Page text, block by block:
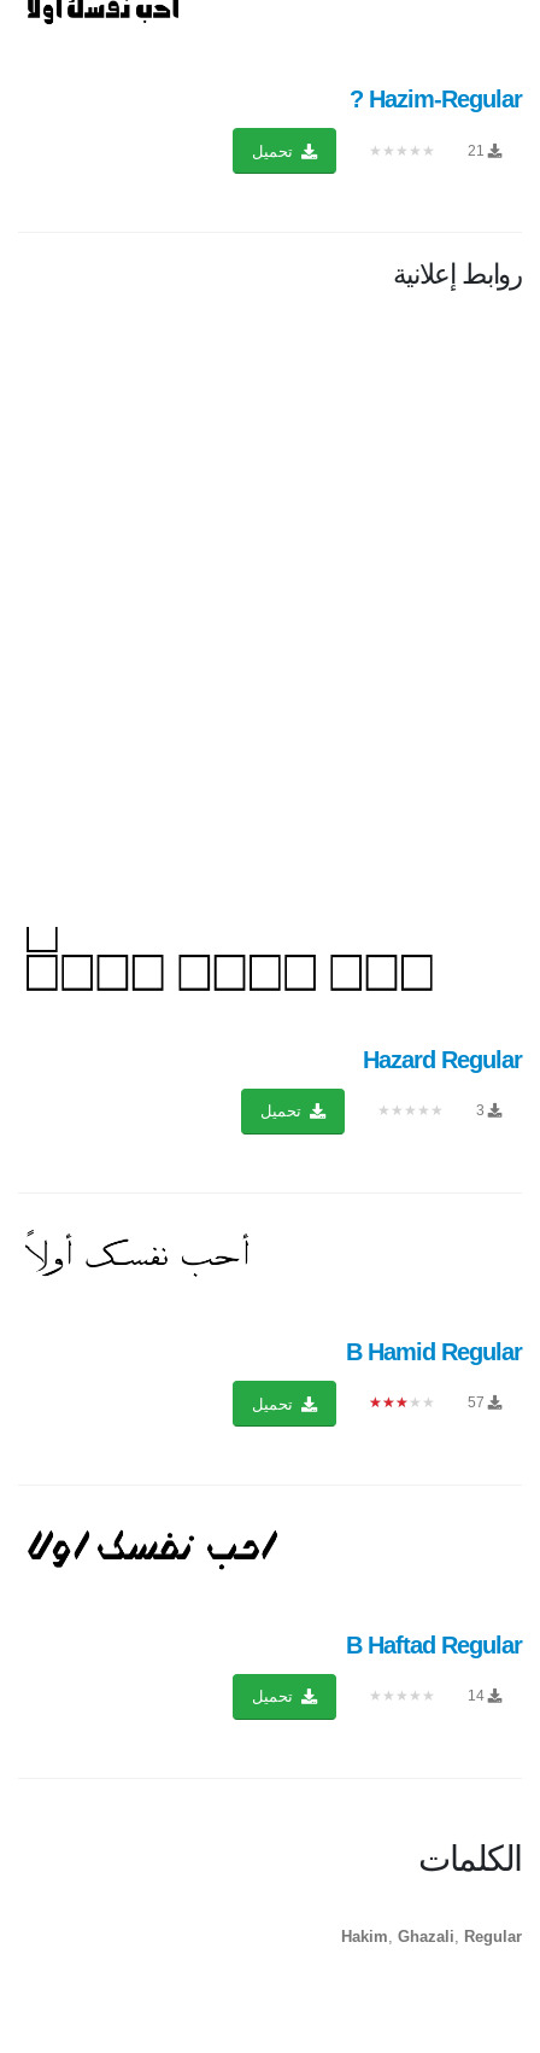
Hazim-Regular ?
21
★★★★★ تحميل
روابط إعلانية
Hazard Regular
3
★★★★★ تحميل
B Hamid Regular
57
★★★★★ تحميل
B Haftad Regular
14
★★★★★ تحميل
الكلمات
Hakim Ghazali Regular